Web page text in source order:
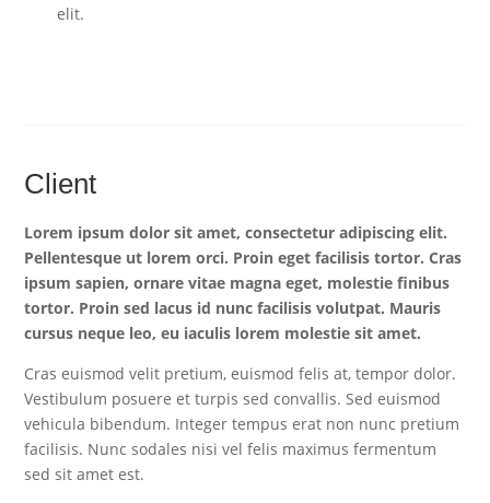
elit.
Client
Lorem ipsum dolor sit amet, consectetur adipiscing elit.
Pellentesque ut lorem orci. Proin eget facilisis tortor. Cras
ipsum sapien, ornare vitae magna eget, molestie finibus
tortor. Proin sed lacus id nunc facilisis volutpat. Mauris
cursus neque leo, eu iaculis lorem molestie sit amet.
Cras euismod velit pretium, euismod felis at, tempor dolor.
Vestibulum posuere et turpis sed convallis. Sed euismod
vehicula bibendum. Integer tempus erat non nunc pretium
facilisis. Nunc sodales nisi vel felis maximus fermentum
sed sit amet est.